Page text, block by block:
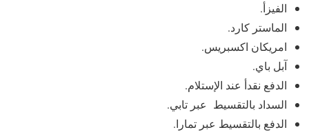
الفيزأ.
الماستر كارد.
امريكان اكسبريس.
آبل باي.
الدفع نقدأ عند الإستلام.
السداد بالتقسيط عبر تابي.
الدفع بالتقسيط عبر تمارا.